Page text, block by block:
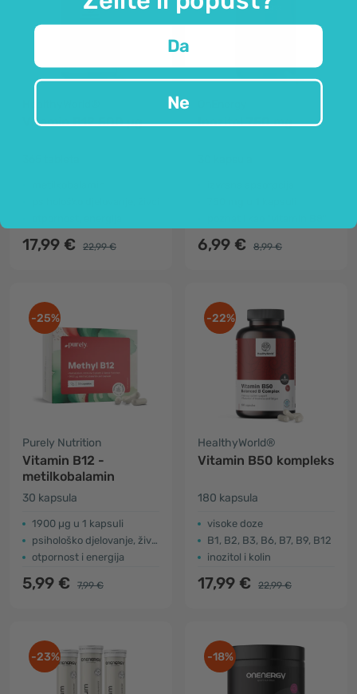
Vitamin B12 500 µg
17,99 € 22,99 €
Inozitol 750 mg
6,99 € 8,99 €
-25%
Purely Nutrition
Vitamin B12 -
metilkobalamin
30 kapsula
1900 µg u 1 kapsuli
psihološko djelovanje, živčani sustav
otpornost i energija
5,99 € 7,99 €
-22%
HealthyWorld®
Vitamin B50 kompleks
180 kapsula
visoke doze
B1, B2, B3, B6, B7, B9, B12
inozitol i kolin
17,99 € 22,99 €
-23% -18%
Da
Ne